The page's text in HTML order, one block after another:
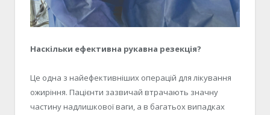
Наскільки ефективна рукавна резекція?
Це одна з найефективніших операцій для лікування
ожиріння. Пацієнти зазвичай втрачають значну
частину надлишкової ваги, а в багатьох випадках